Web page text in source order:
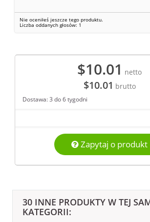
Nie oceniłeś jeszcze tego produktu.
Liczba oddanych głosów: 1
$10.01 netto
$10.01 brutto
Dostawa: 3 do 6 tygodni
Zapytaj o produkt
30 INNE PRODUKTY W TEJ
KATEGORII: